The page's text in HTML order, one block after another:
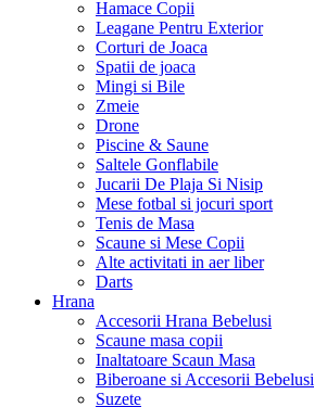
Hamace Copii
Leagane Pentru Exterior
Corturi de Joaca
Spatii de joaca
Mingi si Bile
Zmeie
Drone
Piscine & Saune
Saltele Gonflabile
Jucarii De Plaja Si Nisip
Mese fotbal si jocuri sport
Tenis de Masa
Scaune si Mese Copii
Alte activitati in aer liber
Darts
Hrana
Accesorii Hrana Bebelusi
Scaune masa copii
Inaltatoare Scaun Masa
Biberoane si Accesorii Bebelusi
Suzete